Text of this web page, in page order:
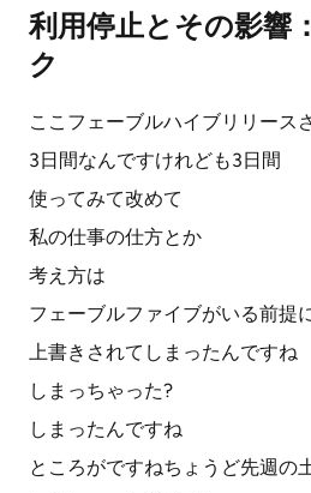
利用停止とその影響
ク
ここフェーブルハイブリリース
3日間なんですけれども3日間
使ってみて改めて
私の仕事の仕方とか
考え方は
フェーブルファイブがいる前提
上書きされてしまったんですね
しまっちゃった?
しまったんですね
ところがですねちょうど先週の